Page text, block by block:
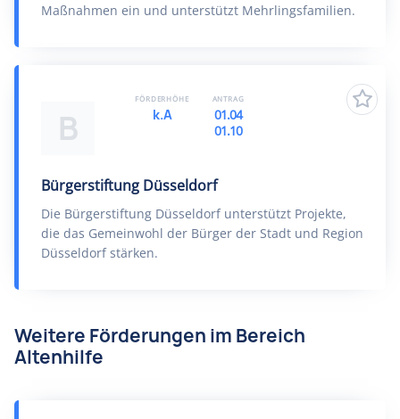
Maßnahmen ein und unterstützt Mehrlingsfamilien.
B
Bürgerstiftung Düsseldorf
Die Bürgerstiftung Düsseldorf unterstützt Projekte,
die das Gemeinwohl der Bürger der Stadt und Region
Düsseldorf stärken.
FÖRDERHÖHE
k.A
ANTRAG
01.04
01.10
Weitere Förderungen im Bereich
Altenhilfe